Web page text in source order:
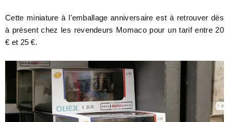
Cette miniature à l'emballage anniversaire est à retrouver dès
à présent chez les revendeurs Momaco pour un tarif entre 20
€ et 25 €.